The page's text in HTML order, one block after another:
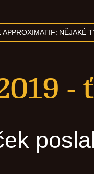
APPROXIMATIF: NĚJAKÉ
-